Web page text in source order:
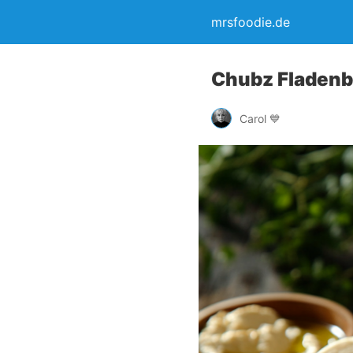
mrsfoodie.de
Chubz
Carol 💙